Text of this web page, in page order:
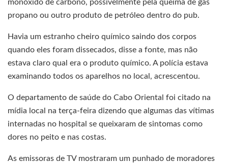
monóxido de carbono, possivelmente pela queima de gás
propano ou outro produto de petróleo dentro do pub.
Havia um estranho cheiro químico saindo dos corpos
quando eles foram dissecados, disse a fonte, mas não
estava claro qual era o produto químico. A polícia estava
examinando todos os aparelhos no local, acrescentou.
O departamento de saúde do Cabo Oriental foi citado na
mídia local na terça-feira dizendo que algumas das vítimas
internadas no hospital se queixaram de sintomas como
dores no peito e nas costas.
As emissoras de TV mostraram um punhado de moradores